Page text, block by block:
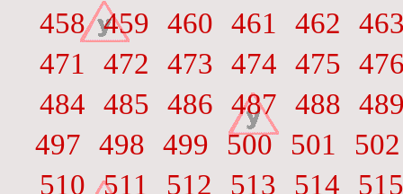
458 459 460 461 462
471
472 473 474 475
484 485 486 487 488
497 498 499 500 501
502
510 511 512 513 514
515